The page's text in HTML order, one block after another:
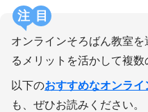
注目
オンラインそろばん教室
るメリットを活かして複数
以下のおすすめなオンラ
も、ぜひお読みください。